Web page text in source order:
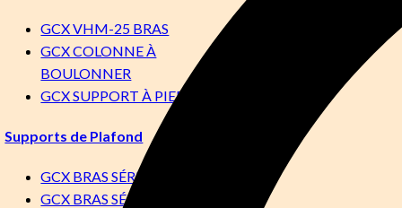
GCX VHM-25 BRAS
GCX COLONNE À
BOULONNER
GCX SUPPORT À PIED
Supports de Plafond
GCX BRAS SÉRIE M
GCX BRAS SÉRIE VHM